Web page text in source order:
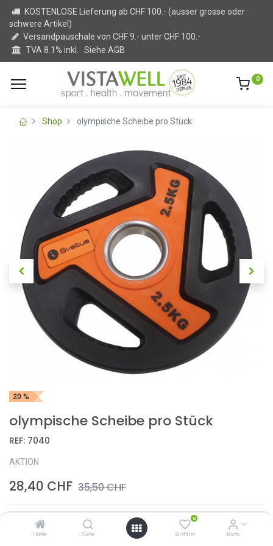
Home Suche
0
Wishlist Konto
KOSTENLOSE Lieferung ab CHF 100.- (ausser grosse oder
schwere Artikel)
Versandpauschale von CHF 9.- unter CHF 100.-
TVA 8.1% inkl. Siehe AGB
0
Shop olympische Scheibe pro Stück
20 %
olympische Scheibe pro Stück
REF: 7040
AKTION
28,40 CHF 35,50CHF
Gewicht
2.5 kg